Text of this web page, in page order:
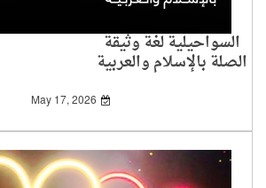
السواحيلية لغة وثيقة
الصلة بالإسلام والعربية
May 17, 2026